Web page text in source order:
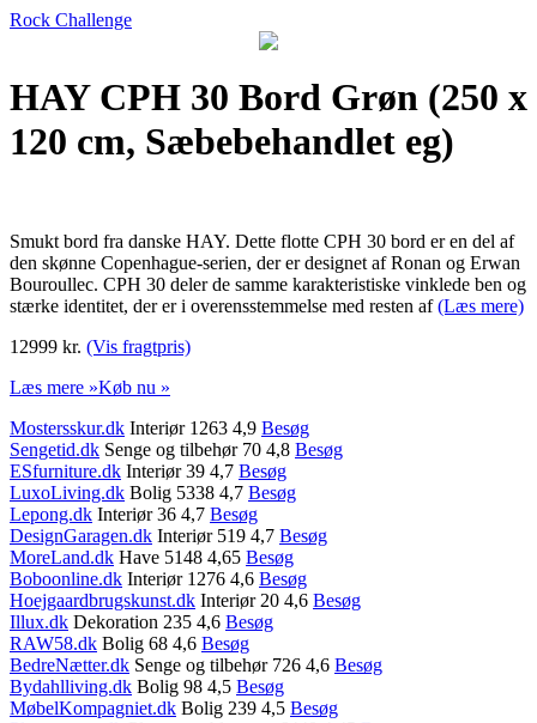
Rock Challenge
HAY CPH 30 Bord Grøn (250 x
120 cm, Sæbebehandlet eg)
Smukt bord fra danske HAY. Dette flotte CPH 30 bord er en del af
den skønne Copenhague-serien, der er designet af Ronan og Erwan
Bouroullec. CPH 30 deler de samme karakteristiske vinklede ben og
stærke identitet, der er i overensstemmelse med resten af(Læs mere)
12999 kr. (Vis fragtpris)
Læs mere »Køb nu »
Mostersskur.dk Interiør 1263 4,9 Besøg
Sengetid.dk Senge og tilbehør 70 4,8 Besøg
ESfurniture.dk Interiør 39 4,7 Besøg
LuxoLiving.dk Bolig 5338 4,7 Besøg
Lepong.dk Interiør 36 4,7 Besøg
DesignGaragen.dk Interiør 519 4,7 Besøg
MoreLand.dk Have 5148 4,65 Besøg
Boboonline.dk Interiør 1276 4,6 Besøg
Hoejgaardbrugskunst.dk Interiør 20 4,6 Besøg
Illux.dk Dekoration 235 4,6 Besøg
RAW58.dk Bolig 68 4,6 Besøg
BedreNætter.dk Senge og tilbehør 726 4,6 Besøg
Bydahlliving.dk Bolig 98 4,5 Besøg
MøbelKompagniet.dk Bolig 239 4,5 Besøg